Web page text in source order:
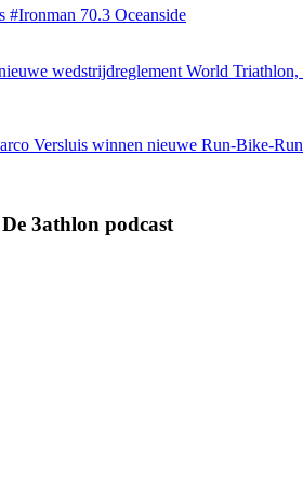
#Ironman 70.3 Oceanside
wedstrijdreglement World
Versluis winnen nieuwe Run-Bike-
3athlon podcast